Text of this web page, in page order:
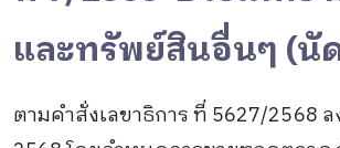
และทรัพย์สินอื่นๆ (นั
ตามคำสั่งเลขาธิการ ที่ 5627/2568